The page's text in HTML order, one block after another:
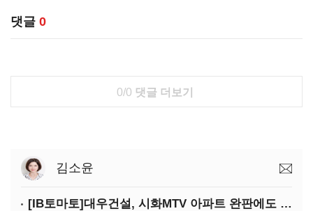
댓글 0
0/0 댓글 더보기
김소윤
[IB토마토]대우건설, 시화MTV 아파트 완판에도 손실…공사비 회수 난항